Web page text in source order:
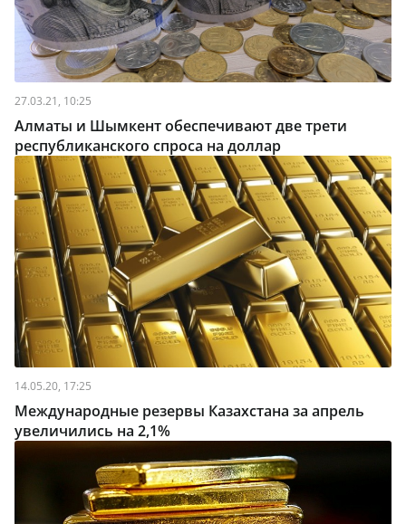
27.03.21, 10:25
Алматы и Шымкент обеспечивают две трети
республиканского спроса на доллар
14.05.20, 17:25
Международные резервы Казахстана за апрель
увеличились на 2,1%